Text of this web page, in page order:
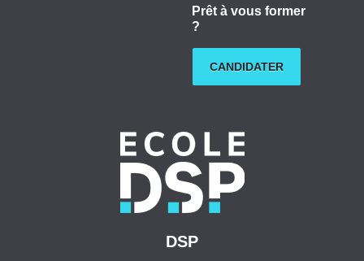
Prêt à vous former
?
CANDIDATER
DSP